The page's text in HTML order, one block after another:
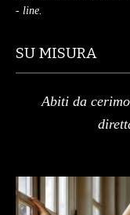
- line.
SU MISURA
Abiti da